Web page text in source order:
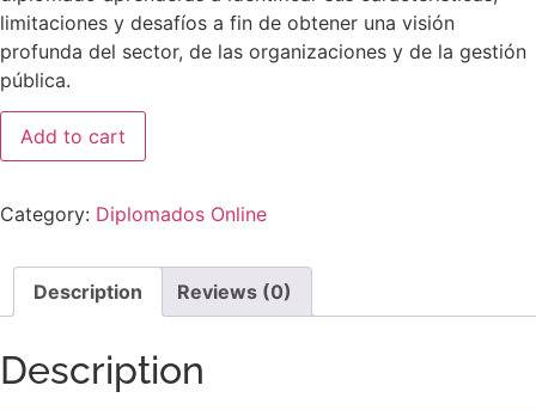
limitaciones y desafíos a fin de obtener una visión
profunda del sector, de las organizaciones y de la gestión
pública.
Add to cart
Category: Diplomados Online
Description Reviews (0)
Description